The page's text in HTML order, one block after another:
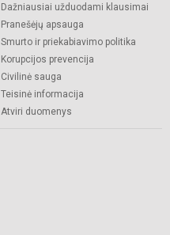
Dažniausiai užduodami klausimai
Pranešėjų apsauga
Smurto ir priekabiavimo politika
Korupcijos prevencija
Civilinė sauga
Teisinė informacija
Atviri duomenys